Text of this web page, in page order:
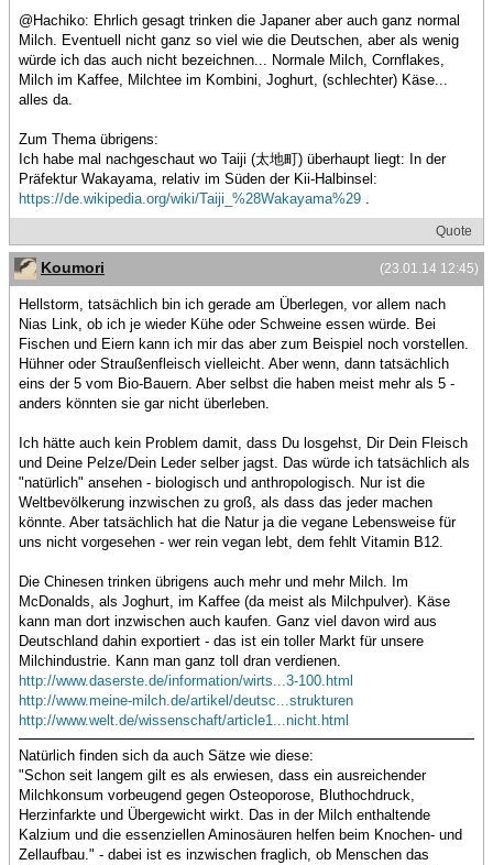
@Hachiko: Ehrlich gesagt trinken die Japaner aber auch ganz normal
Milch. Eventuell nicht ganz so viel wie die Deutschen, aber als wenig
würde ich das auch nicht bezeichnen... Normale Milch, Cornflakes,
Milch im Kaffee, Milchtee im Kombini, Joghurt, (schlechter) Käse...
alles da.
Zum Thema übrigens:
Ich habe mal nachgeschaut wo Taiji (太地町) überhaupt liegt: In der
Präfektur Wakayama, relativ im Süden der Kii-Halbinsel:
https://de.wikipedia.org/wiki/Taiji_%28Wakayama%29 .
Quote
(23.01.14 12:45)
Koumori
Hellstorm, tatsächlich bin ich gerade am Überlegen, vor allem nach
Nias Link, ob ich je wieder Kühe oder Schweine essen würde. Bei
Fischen und Eiern kann ich mir das aber zum Beispiel noch vorstellen.
Hühner oder Straußenfleisch vielleicht. Aber wenn, dann tatsächlich
eins der 5 vom Bio-Bauern. Aber selbst die haben meist mehr als 5 -
anders könnten sie gar nicht überleben.
Ich hätte auch kein Problem damit, dass Du losgehst, Dir Dein Fleisch
und Deine Pelze/Dein Leder selber jagst. Das würde ich tatsächlich als
"natürlich" ansehen - biologisch und anthropologisch. Nur ist die
Weltbevölkerung inzwischen zu groß, als dass das jeder machen
könnte. Aber tatsächlich hat die Natur ja die vegane Lebensweise für
uns nicht vorgesehen - wer rein vegan lebt, dem fehlt Vitamin B12.
Die Chinesen trinken übrigens auch mehr und mehr Milch. Im
McDonalds, als Joghurt, im Kaffee (da meist als Milchpulver). Käse
kann man dort inzwischen auch kaufen. Ganz viel davon wird aus
Deutschland dahin exportiert - das ist ein toller Markt für unsere
Milchindustrie. Kann man ganz toll dran verdienen.
http://www.daserste.de/information/wirts...3-100.html
http://www.meine-milch.de/artikel/deutsc...strukturen
http://www.welt.de/wissenschaft/article1...nicht.html
Natürlich finden sich da auch Sätze wie diese:
"Schon seit langem gilt es als erwiesen, dass ein ausreichender
Milchkonsum vorbeugend gegen Osteoporose, Bluthochdruck,
Herzinfarkte und Übergewicht wirkt. Das in der Milch enthaltende
Kalzium und die essenziellen Aminosäuren helfen beim Knochen- und
Zellaufbau." - dabei ist es inzwischen fraglich, ob Menschen das